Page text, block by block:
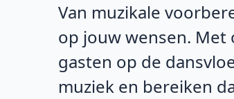
Van muzikale
op jouw wensen. Met
gasten op de
muziek en bereiken